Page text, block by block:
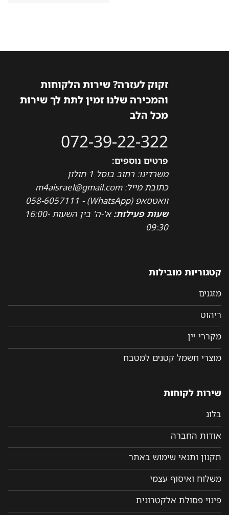
זקוק לעזרה? שירות הלקוחות
והמכירה שלנו זמין לתת לך שירות
מכל הלב
072-39-22-322
פרטים נוספים:
משרדינו: רחוב בוסל 1 חולון
כתובת מייל: m4aisrael@gmail.com
וואטסאפ (WhatsApp) - 058-6057111
שעות פעילות:
א'-ה' בין השעות 16:00-
09:30
קטגוריות מובילות
מזגנים
ריהוט
מקררי יין
מוצרי חשמל קטנים למטבח
שירות לקוחות
בלוג
אודות החברה
תקנון ותנאי שימוש באתר
משלוח ואיסוף עצמי
פינוי פסולת אלקטרונית